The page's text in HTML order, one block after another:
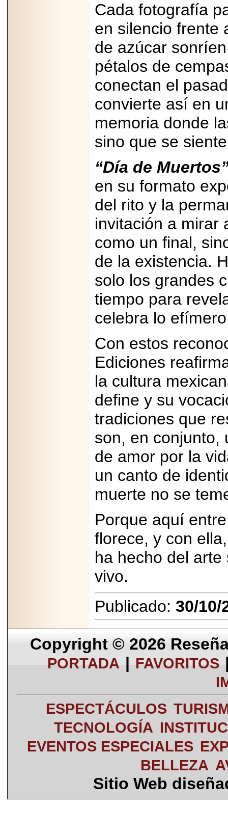
Cada fotografía
en silencio frente
de azúcar
pétalos de
conectan el
convierte así en
memoria donde
sino que se
“Día de
en su formato
del rito y la
invitación a mirar
como un final,
de la existencia.
solo los grandes
tiempo para
celebra lo
Con estos
Ediciones
la cultura
define y su
tradiciones que
son, en conjunto,
de amor por la
un canto de
muerte no se
Porque aquí
florece, y con
ha hecho del
vivo.
Publicado: 30/10/
Copyright © 2026
PORTADA | FAVORITOS
ESPECTÁCULOS
TECNOLOGÍA
EVENTOS ESPECIALES
BELLEZA
Sitio Web